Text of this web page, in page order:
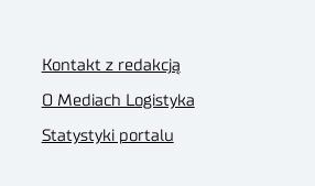
Kontakt z redakcją
O Mediach Logistyka
Statystyki portalu